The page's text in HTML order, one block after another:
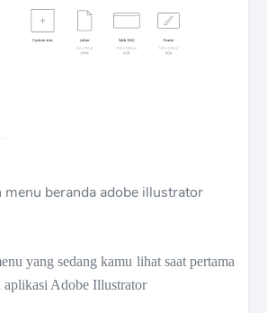
menu beranda adobe illustrator
yang sedang kamu lihat saat pertama
aplikasi Adobe Illustrator